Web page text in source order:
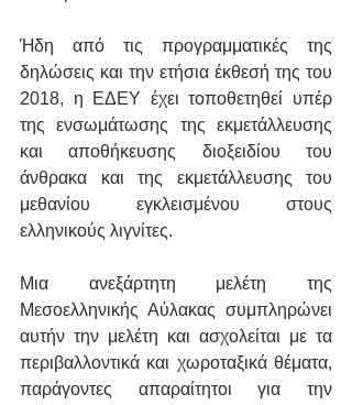
Ήδη από τις προγραμματικές της
δηλώσεις και την ετήσια έκθεσή της του
2018, η ΕΔΕΥ έχει τοποθετηθεί υπέρ
της ενσωμάτωσης της εκμετάλλευσης
και αποθήκευσης διοξειδίου του
άνθρακα και της εκμετάλλευσης του
μεθανίου εγκλεισμένου στους
ελληνικούς λιγνίτες.
Μια ανεξάρτητη μελέτη της
Μεσοελληνικής Αύλακας συμπληρώνει
αυτήν την μελέτη και ασχολείται με τα
περιβαλλοντικά και χωροταξικά θέματα,
παράγοντες απαραίτητοι για την